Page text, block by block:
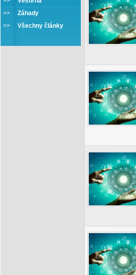
>>
Záhady
>> Všechny články